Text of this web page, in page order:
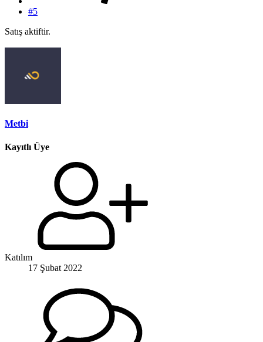
#5
Satış aktiftir.
Metbi
Kayıtlı Üye
Katılım
17 Şubat 2022